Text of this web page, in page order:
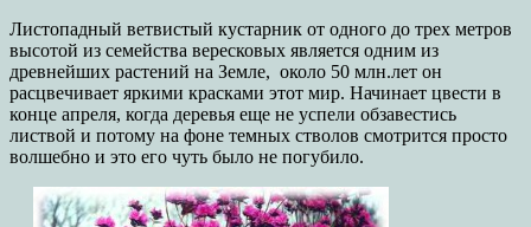
Листопадный ветвистый кустарник от одного до трех метров
высотой из семейства вересковых является одним из
древнейших растений на Земле, около 50 млн.лет он
расцвечивает яркими красками этот мир. Начинает цвести в
конце апреля, когда деревья еще не успели обзавестись
листвой и потому на фоне темных стволов смотрится просто
волшебно и это его чуть было не погубило.